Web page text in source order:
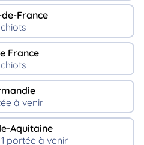
France
France
à venir
Aquitaine
portée à venir